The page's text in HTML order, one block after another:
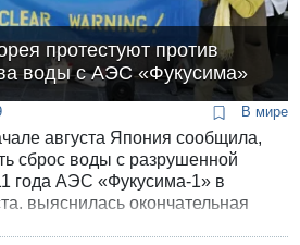
протестуют против
воды с АЭС «Фукусима»
В мире
августа Япония сообщила,
сброс воды с разрушенной
года АЭС «Фукусима-1» в
выяснилась окончательная